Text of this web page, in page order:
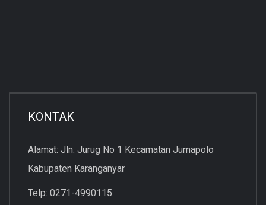
KONTAK
Alamat: Jln. Jurug No 1 Kecamatan Jumapolo
Kabupaten Karanganyar
Telp: 0271-4990115